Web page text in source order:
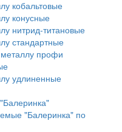
кобальтовые
конусные
нитрид-титановые
стандартные
профи
удлиненные
"Балеринка" по